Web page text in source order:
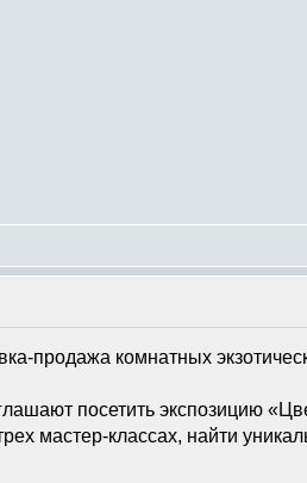
продажа комнатных
посетить экспозицию
мастер-классах, найти